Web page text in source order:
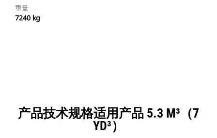
重量
7240 kg
产品技术规格适用产品 5.3 M³（7
YD³）